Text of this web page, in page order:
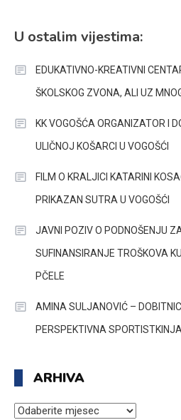
U ostalim vijestima:
EDUKATIVNO-KREATIVNI
ŠKOLSKOG ZVONA, ALI UZ
KK VOGOŠĆA ORGANIZATOR I
ULIČNOJ KOŠARCI U VOGOŠĆI
FILM O KRALJICI KATARINI
PRIKAZAN SUTRA U VOGOŠĆI
JAVNI POZIV O PODNOŠENJU
SUFINANSIRANJE TROŠKOVA
PČELE
AMINA SULJANOVIĆ –
PERSPEKTIVNA
ARHIVA
ARHIVA